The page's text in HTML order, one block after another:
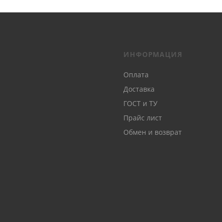
ИНФОРМАЦИЯ
Оплата
Доставка
ГОСТ и ТУ
Прайс лист
Обмен и возврат